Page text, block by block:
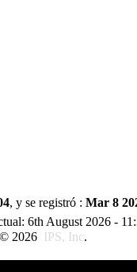
, y se registró : Mar 8
6th August 2026 -
© 2026 IPS, Inc.